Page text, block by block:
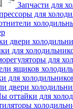
Запчасти для
для
двери
для
для
ящиков
для
двери
оттайки для